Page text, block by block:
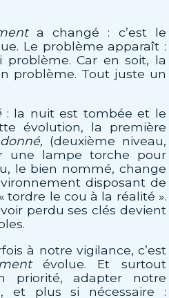
a changé : c’est le
Le problème apparaît :
problème. Car en soit, la
problème. Tout juste un
: la nuit est tombée et le
évolution, la première
donné, (deuxième niveau,
lampe torche pour
le bien nommé, change
disposant de
tordre le cou à la réalité ».
perdu ses clés devient
à notre vigilance, c’est
évolue. Et surtout
priorité, adapter notre
et plus si nécessaire :